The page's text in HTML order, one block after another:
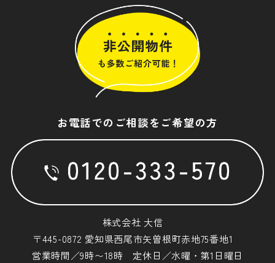
お電話でのご相談をご希望の方
株式会社 大信
〒445-0872 愛知県西尾市矢曽根町赤地75番地1
営業時間／9時〜18時 定休日／水曜・第1日曜日